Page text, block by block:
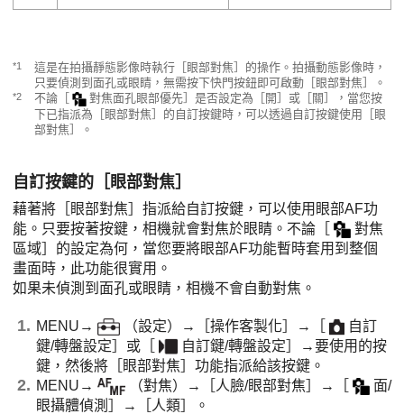
*1 這是在拍攝靜態影像時執行 ［眼部對焦］ 的操作。拍攝動態影像時，
只要偵測到面孔或眼睛，無需按下快門按鈕即可啟動 ［眼部對焦］ 。
*2 不論 對焦面孔眼部優先］ 是否設定為 ［開］ 或［關］
，當您按
下已指派為 ［眼部對焦］ 的自訂按鍵時，可以透過自訂按鍵使用 ［眼
部對焦］
。
自訂按鍵的 ［眼部對焦］
藉著將 ［眼部對焦］ 指派給自訂按鍵，可以使用眼部AF功
能。只要按著按鍵，相機就會對焦於眼睛。不論
對焦
區域］ 的設定為何，當您要將眼部AF功能暫時套用到整個
畫面時，此功能很實用。
如果未偵測到面孔或眼睛，相機不會自動對焦。
MENU → （設定）→ ［操作客製化］ →
自訂
鍵/轉盤設定］ 或 自訂鍵/轉盤設定］
→要使用的按
鍵，然後將 ［眼部對焦］ 功能指派給該按鍵。
MENU → （對焦）→ ［人臉/眼部對焦］ →
面/
眼攝體偵測］
→ ［人類］
。